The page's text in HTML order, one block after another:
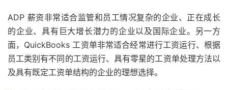
ADP 薪资非常适合监管和员工情况复杂的企业、正在成长
的企业、具有巨大增长潜力的企业以及国际企业。另一方
面，QuickBooks 工资单非常适合经常进行工资运行、根据
员工类别有不同的工资运行、具有零星的工资单处理方法以
及具有既定工资单结构的企业的理想选择。